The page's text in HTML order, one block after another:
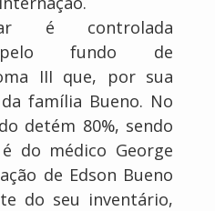
é controlada
pelo fundo de
III que, por sua
família Bueno. No
detém 80%, sendo
do médico George
de Edson Bueno
do seu inventário,